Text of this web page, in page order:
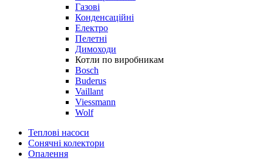
Газові
Конденсаційні
Електро
Пелетні
Димоходи
Котли по виробникам
Bosch
Buderus
Vaillant
Viessmann
Wolf
Теплові насоси
Сонячні колектори
Опалення